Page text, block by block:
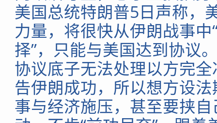
美国总统特朗普5日声称，
力量，将很快从伊朗战事中
择”，只能与美国达到协议
协议底子无法处理以方完
告伊朗成功，所以想方设
事与经济施压，甚至要挟